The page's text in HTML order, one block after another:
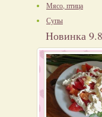
Мясо, птица
Супы
Новинка